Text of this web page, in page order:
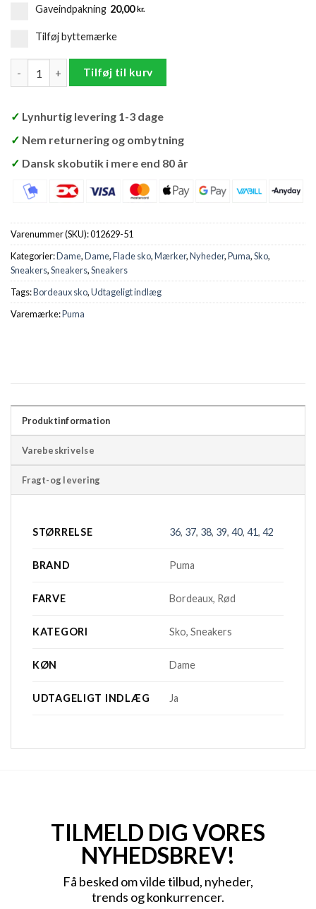
Gaveindpakning 20,00kr.
Tilføj byttemærke
Puma Palermo Sneakers Dame antal
Tilføj til kurv
✓ Lynhurtig levering 1-3 dage
✓ Nem returnering og ombytning
✓ Dansk skobutik i mere end 80 år
Varenummer (SKU):012629-51
Kategorier:Dame,Dame,Flade sko,Mærker,Nyheder,Puma,Sko,
Sneakers,Sneakers,Sneakers
Tags:Bordeaux sko,Udtageligt indlæg
Varemærke:Puma
Produktinformation
Varebeskrivelse
Fragt-og levering
STØRRELSE 36, 37, 38, 39,40,41,42
BRAND Puma
FARVE Bordeaux, Rød
KATEGORI Sko, Sneakers
KØN Dame
UDTAGELIGT INDLÆG Ja
TILMELD DIG VORES
NYHEDSBREV!
Få besked om vilde tilbud, nyheder,
trends og konkurrencer.